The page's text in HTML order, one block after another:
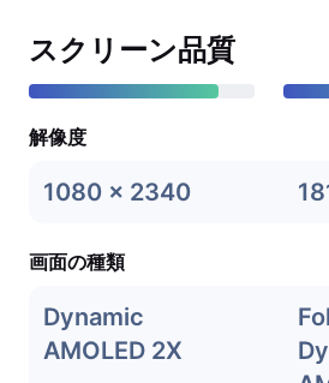
スクリーン品質
解像度
1080 x 2340
画面の種類
Dynamic
AMOLED 2X